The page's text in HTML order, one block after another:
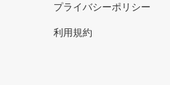
プライバシーポリシー
利用規約